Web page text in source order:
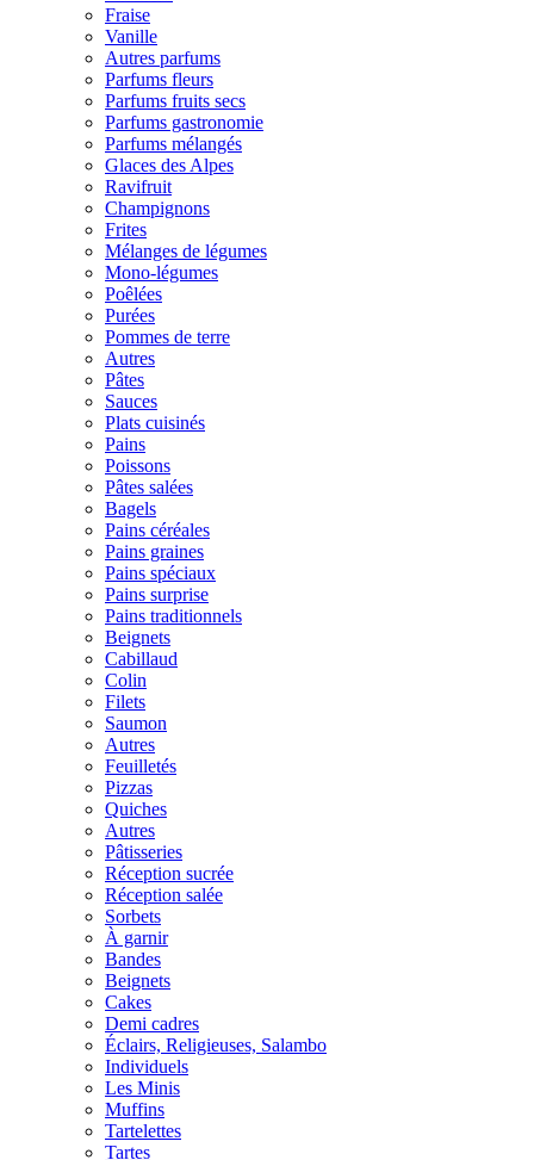
Fraise
Vanille
Autres parfums
Parfums fleurs
Parfums fruits secs
Parfums gastronomie
Parfums mélangés
Glaces des Alpes
Ravifruit
Champignons
Frites
Mélanges de légumes
Mono-légumes
Poêlées
Purées
Pommes de terre
Autres
Pâtes
Sauces
Plats cuisinés
Pains
Poissons
Pâtes salées
Bagels
Pains céréales
Pains graines
Pains spéciaux
Pains surprise
Pains traditionnels
Beignets
Cabillaud
Colin
Filets
Saumon
Autres
Feuilletés
Pizzas
Quiches
Autres
Pâtisseries
Réception sucrée
Réception salée
Sorbets
À garnir
Bandes
Beignets
Cakes
Demi cadres
Éclairs, Religieuses, Salambo
Individuels
Les Minis
Muffins
Tartelettes
Tartes